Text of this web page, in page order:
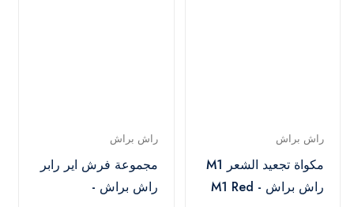
راش براش
مكواة تجعيد الشعر M1
راش براش - M1 Red
راش براش
مجموعة فرش اير رابر
راش براش -